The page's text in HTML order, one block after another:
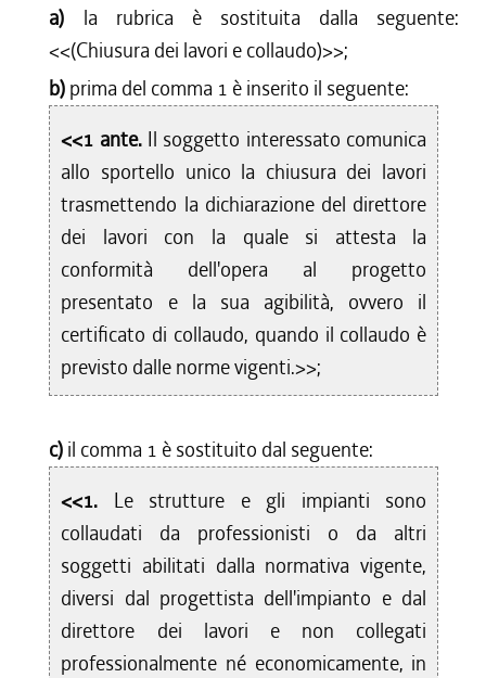
a) la rubrica è sostituita dalla seguente:
<<(Chiusura dei lavori e collaudo)>>;
b) prima del comma 1 è inserito il seguente:
<<1 ante. Il soggetto interessato comunica
allo sportello unico la chiusura dei lavori
trasmettendo la dichiarazione del direttore
dei lavori con la quale si attesta la
conformità dell'opera al progetto
presentato e la sua agibilità, ovvero il
certificato di collaudo, quando il collaudo è
previsto dalle norme vigenti.>>;
c) il comma 1 è sostituito dal seguente:
<<1. Le strutture e gli impianti sono
collaudati da professionisti o da altri
soggetti abilitati dalla normativa vigente,
diversi dal progettista dell'impianto e dal
direttore dei lavori e non collegati
professionalmente né economicamente, in